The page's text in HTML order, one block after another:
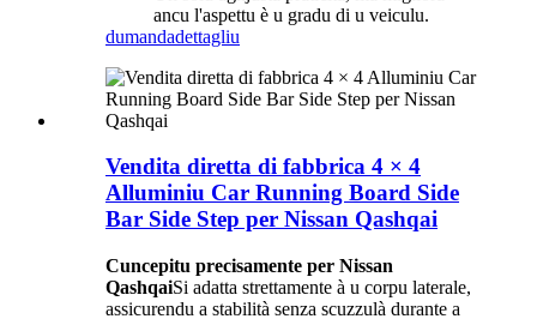
ancu l'aspettu è u gradu di u veiculu.
dumandadettagliu
Vendita diretta di fabbrica 4 × 4
Alluminiu Car Running Board Side
Bar Side Step per Nissan Qashqai
Cuncepitu precisamente per Nissan
QashqaiSi adatta strettamente à u corpu laterale,
assicurendu a stabilità senza scuzzulà durante a